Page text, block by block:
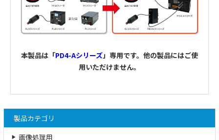
本製品は「PD4-Aシリーズ」専用です。他の製品にはご使
用いただけません。
製品カテゴリ
画像処理用